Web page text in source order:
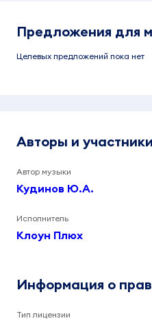
Предложения для
Целевых предложений пока нет
Авторы и участники
Автор музыки
Кудинов Ю.А.
Исполнитель
Клоун Плюх
Информация о
Тип лицензии